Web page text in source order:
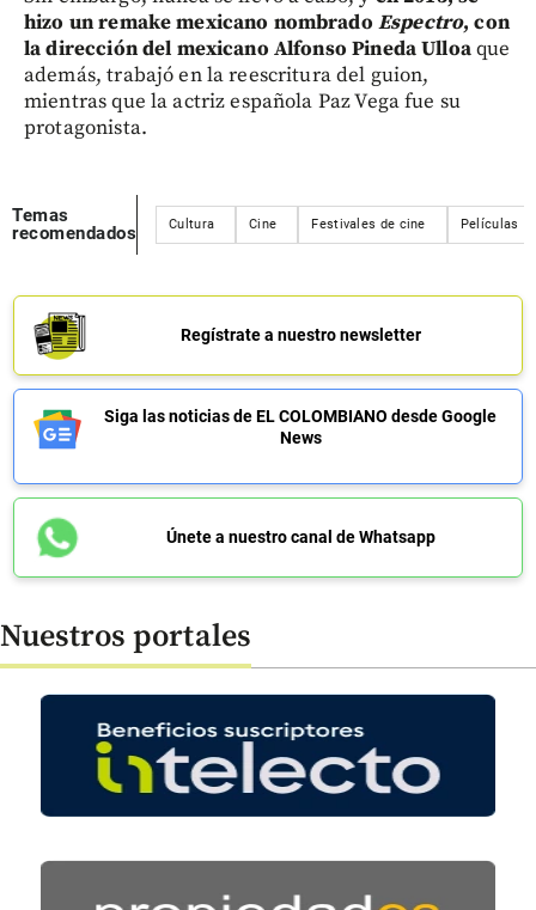
hizo un remake mexicano nombrado Espectro, con
la dirección del mexicano Alfonso Pineda Ulloaque
además, trabajó en la reescritura del guion,
mientras que la actriz española Paz Vega fue su
protagonista.
Temas
recomendados
Cultura Cine Festivales de cine Películas
Regístrate a nuestro newsletter
Siga las noticias de EL COLOMBIANO desde Google
News
Únete a nuestro canal de Whatsapp
Nuestros portales